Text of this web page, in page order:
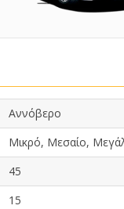
Αννόβερο
Μικρό, Μεσαίο,
45
15